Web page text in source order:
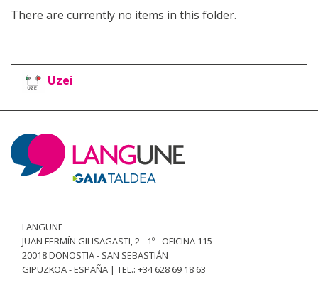
There are currently no items in this folder.
Uzei
LANGUNE
JUAN FERMÍN GILISAGASTI, 2 - 1º - OFICINA 115
20018 DONOSTIA - SAN SEBASTIÁN
GIPUZKOA - ESPAÑA | TEL.: +34 628 69 18 63